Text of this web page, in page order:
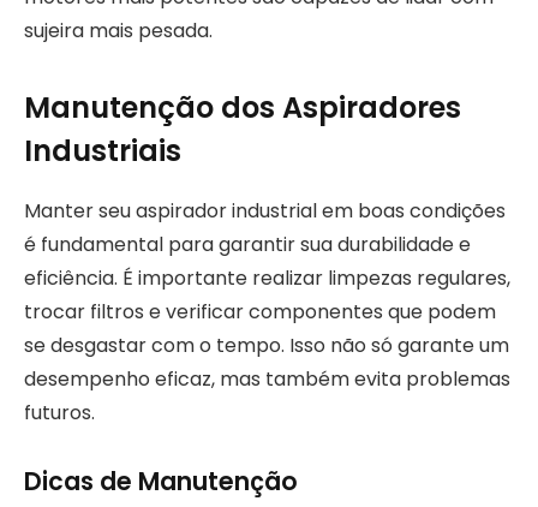
sujeira mais pesada.
Manutenção dos Aspiradores
Industriais
Manter seu aspirador industrial em boas condições
é fundamental para garantir sua durabilidade e
eficiência. É importante realizar limpezas regulares,
trocar filtros e verificar componentes que podem
se desgastar com o tempo. Isso não só garante um
desempenho eficaz, mas também evita problemas
futuros.
Dicas de Manutenção